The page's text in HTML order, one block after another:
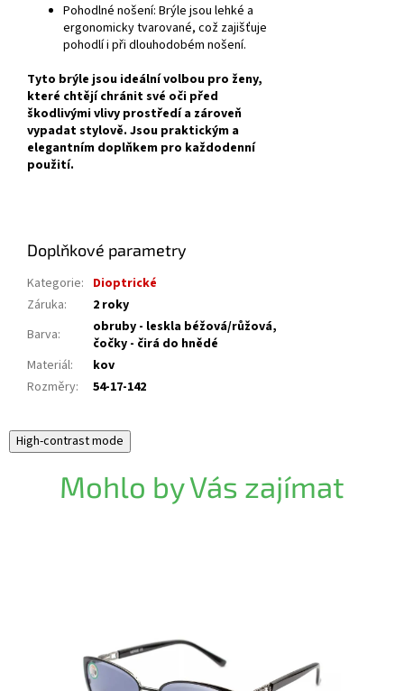
Pohodlné nošení: Brýle jsou lehké a
ergonomicky tvarované, což zajišťuje
pohodlí i při dlouhodobém nošení.
Tyto brýle jsou ideální volbou pro ženy,
které chtějí chránit své oči před
škodlivými vlivy prostředí a zároveň
vypadat stylově. Jsou praktickým a
elegantním doplňkem pro každodenní
použití.
Doplňkové parametry
Kategorie: Dioptrické
Záruka:
2 roky
Barva:
obruby - leskla béžová/růžová,
čočky - čirá do hnědé
Materiál:
kov
Rozměry: 54-17-142
High-contrast mode
Mohlo by Vás zajímat